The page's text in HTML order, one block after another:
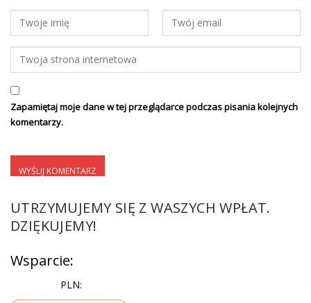
Zapamiętaj moje dane w tej przeglądarce podczas pisania kolejnych
komentarzy.
UTRZYMUJEMY SIĘ Z WASZYCH WPŁAT.
DZIĘKUJEMY!
Wsparcie:
PLN: